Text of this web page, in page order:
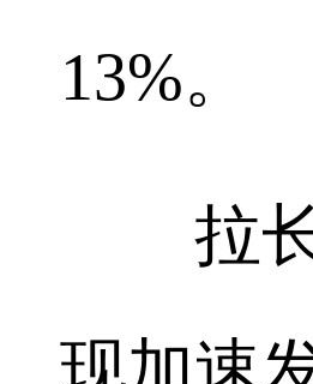
13%。
拉长